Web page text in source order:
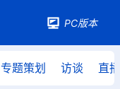
PC版本
专题策划 访谈 直播